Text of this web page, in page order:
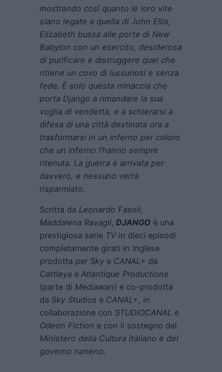
mostrando così quanto le loro vite
siano legate a quella di John Ellis,
Elizabeth bussa alle porte di New
Babylon con un esercito, desiderosa
di purificare e distruggere quel che
ritiene un covo di lussuriosi e senza
fede. È solo questa minaccia che
porta Django a rimandare la sua
voglia di vendetta, e a schierarsi a
difesa di una città destinata ora a
trasformarsi in un inferno per coloro
che un inferno l’hanno sempre
ritenuta. La guerra è arrivata per
davvero, e nessuno verrà
risparmiato.
Scritta da Leonardo Fasoli,
Maddalena Ravagli, DJANGO è una
prestigiosa serie TVin dieci episodi
completamente girati in inglese
prodotta per Sky e CANAL+ da
Cattleya e Atlantique Productions
(parte di Mediawan) e co-prodotta
da Sky Studios e CANAL+ , in
collaborazione con STUDIOCANAL e
Odeon Fiction e con il sostegno del
Ministero della Cultura italiano e del
governo rumeno.